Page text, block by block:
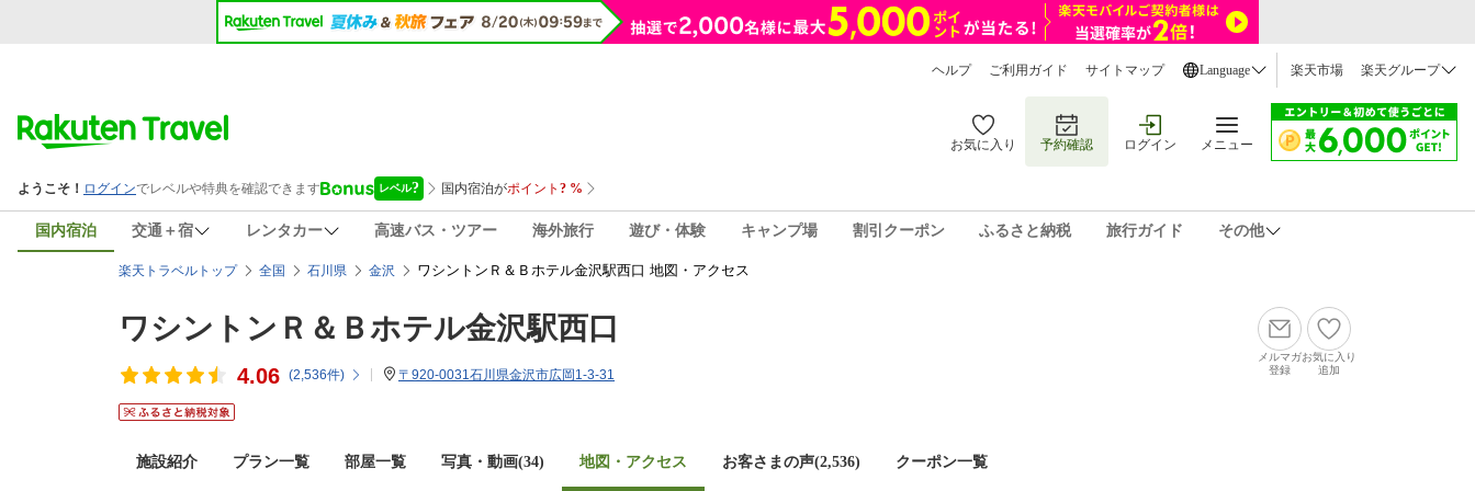
ヘルプ ご利用ガイド サイトマップ Language 楽天市場 楽天グループ
お気に入り 予約確認 ログイン メニュー
国内宿泊 交通＋宿 レンタカー 高速バス・ツアー 海外旅行 遊び・体験 キャンプ場 割引クーポン ふるさと納税 旅行ガイド その他
楽天トラベルトップ 全国 石川県 金沢 ワシントンＲ＆Ｂホテル金沢駅西口 地図・アクセス
ワシントンＲ＆Ｂホテル金沢駅西口
4.06 (2,536件) 〒920-0031石川県金沢市広岡1-3-31
メルマガ
登録
お気に入り
追加
施設紹介 プラン一覧 部屋一覧 写真・動画(34) 地図・アクセス お客さまの声(2,536) クーポン一覧